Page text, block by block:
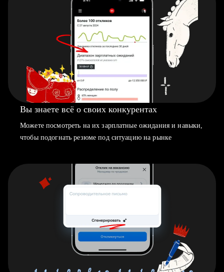
Вы знаете всё о своих конкурентах
Можете посмотреть на их зарплатные ожидания и навыки,
чтобы подогнать резюме под ситуацию на рынке